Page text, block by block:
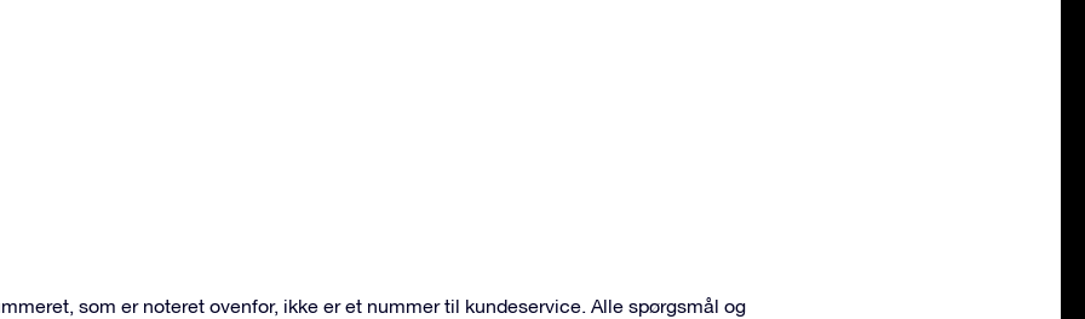
som er noteret ovenfor, ikke er et nummer til kundeservice. Alle spørgsmål og